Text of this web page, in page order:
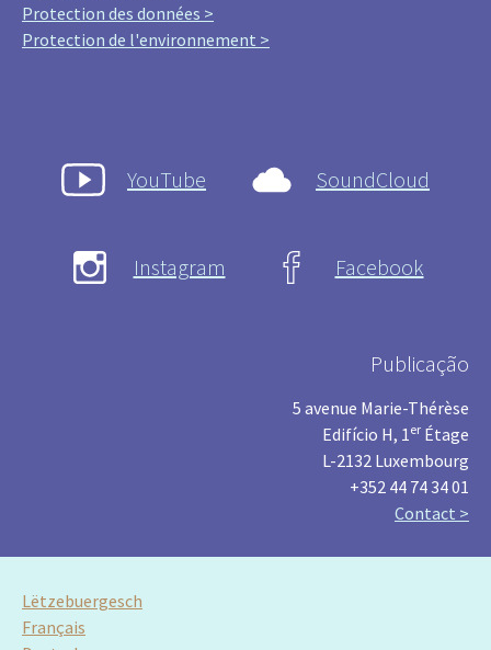
Protection des données >
Protection de l'environnement >
YouTube SoundCloud
Instagram Facebook
Publicação
5 avenue Marie-Thérèse
Edifício H, 1 er Étage
L-2132 Luxembourg
+352 44 74 34 01
Contact >
Lëtzebuergesch
Français